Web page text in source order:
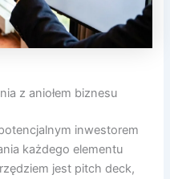
z aniołem biznesu
inwestorem
każdego elementu
jest pitch deck,